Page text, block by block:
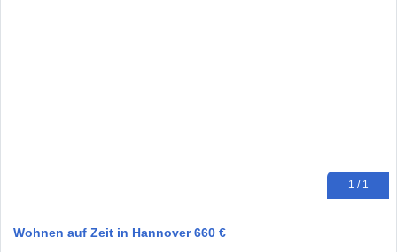
1 / 1
Wohnen auf Zeit in Hannover 660 €